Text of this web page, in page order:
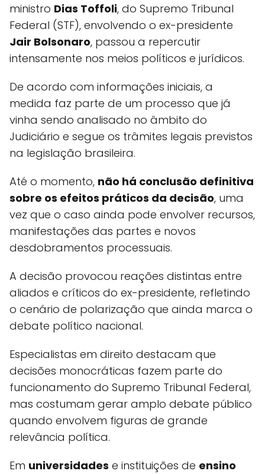
ministro Dias Toffoli, do Supremo Tribunal
Federal (STF), envolvendo o ex-presidente
Jair Bolsonaro, passou a repercutir
intensamente nos meios políticos e jurídicos.
De acordo com informações iniciais, a
medida faz parte de um processo que já
vinha sendo analisado no âmbito do
Judiciário e segue os trâmites legais previstos
na legislação brasileira.
Até o momento, não há conclusão definitiva
sobre os efeitos práticos da decisão, uma
vez que o caso ainda pode envolver recursos,
manifestações das partes e novos
desdobramentos processuais.
A decisão provocou reações distintas entre
aliados e críticos do ex-presidente, refletindo
o cenário de polarização que ainda marca o
debate político nacional.
Especialistas em direito destacam que
decisões monocráticas fazem parte do
funcionamento do Supremo Tribunal Federal,
mas costumam gerar amplo debate público
quando envolvem figuras de grande
relevância política.
Em universidades e instituições de ensino